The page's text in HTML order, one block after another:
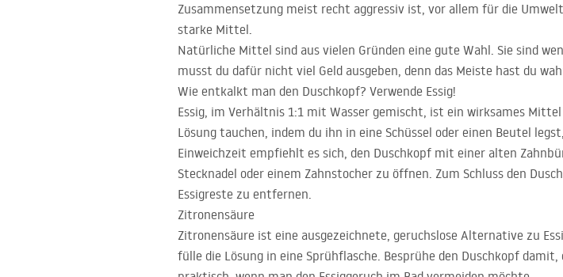
Zusammensetzung meist recht aggressiv ist, vor allem für die
starke Mittel.
Natürliche Mittel sind aus vielen Gründen eine gute Wahl. Sie sind
musst du dafür nicht viel Geld ausgeben, denn das Meiste hast du
Wie entkalkt man den Duschkopf? Verwende Essig!
Essig, im Verhältnis 1:1 mit Wasser gemischt, ist ein wirksames
Lösung tauchen, indem du ihn in eine Schüssel oder einen Beutel
Einweichzeit empfiehlt es sich, den Duschkopf mit einer alten
Stecknadel oder einem Zahnstocher zu öffnen. Zum Schluss den
Essigreste zu entfernen.
Zitronensäure
Zitronensäure ist eine ausgezeichnete, geruchslose Alternative zu
fülle die Lösung in eine Sprühflasche. Besprühe den Duschkopf